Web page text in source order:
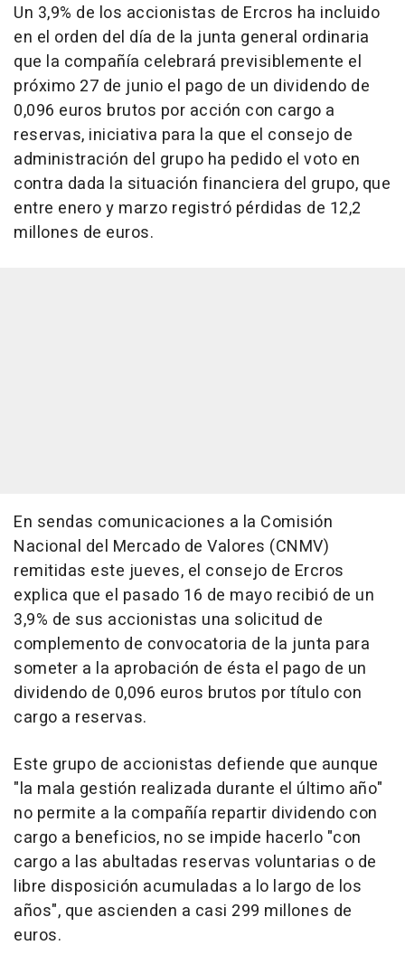
Un 3,9% de los accionistas de Ercros ha incluido
en el orden del día de la junta general ordinaria
que la compañía celebrará previsiblemente el
próximo 27 de junio el pago de un dividendo de
0,096 euros brutos por acción con cargo a
reservas, iniciativa para la que el consejo de
administración del grupo ha pedido el voto en
contra dada la situación financiera del grupo, que
entre enero y marzo registró pérdidas de 12,2
millones de euros.
En sendas comunicaciones a la Comisión
Nacional del Mercado de Valores (CNMV)
remitidas este jueves, el consejo de Ercros
explica que el pasado 16 de mayo recibió de un
3,9% de sus accionistas una solicitud de
complemento de convocatoria de la junta para
someter a la aprobación de ésta el pago de un
dividendo de 0,096 euros brutos por título con
cargo a reservas.
Este grupo de accionistas defiende que aunque
"la mala gestión realizada durante el último año"
no permite a la compañía repartir dividendo con
cargo a beneficios, no se impide hacerlo "con
cargo a las abultadas reservas voluntarias o de
libre disposición acumuladas a lo largo de los
años", que ascienden a casi 299 millones de
euros.